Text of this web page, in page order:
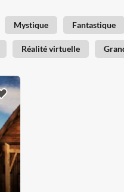
Mystique Fantastique
Réalité virtuelle